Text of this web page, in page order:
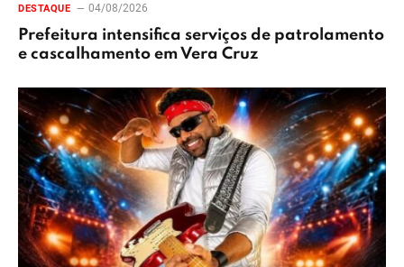
DESTAQUE 04/08/2026
Prefeitura intensifica serviços de patrolamento
e cascalhamento em Vera Cruz